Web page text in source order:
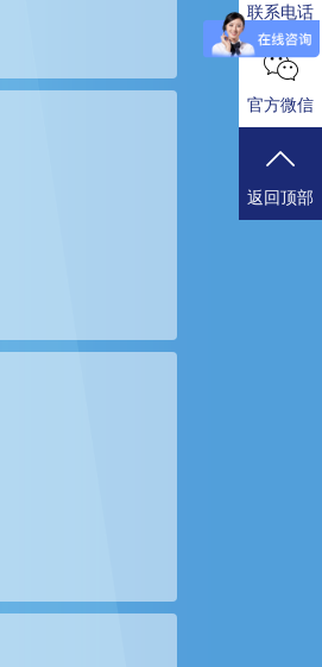
联系电话
官方微信
返回顶部